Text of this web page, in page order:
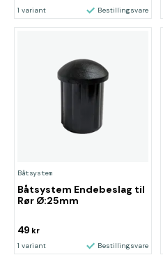
1 variant Bestillingsvare
Båtsystem
Båtsystem Endebeslag til
Rør Ø:25mm
49 kr
1 variant Bestillingsvare